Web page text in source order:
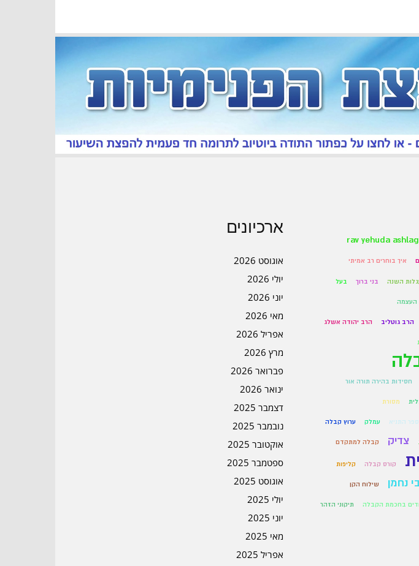
ארכיונים
אוגוסט 2026
יולי 2026
יוני 2026
מאי 2026
אפריל 2026
מרץ 2026
פברואר 2026
ינואר 2026
דצמבר 2025
נובמבר 2025
אוקטובר 2025
ספטמבר 2025
אוגוסט 2025
יולי 2025
יוני 2025
מאי 2025
אפריל 2025
rav yehuda ashlag
איך בוחרים רב אמיתי
השנה בני ברוך בעל
העצמה
הרב גוטליב הרב יהודה אשלג
חסידות בהירה תורה אור
מסורת
ספר התניא עמלק ערוץ קבלה
צדיק קבלה למתקדם
קורס קבלה קליפות
נחמן שילוח הקן
בחכמת הקבלה תיקוני הזהר